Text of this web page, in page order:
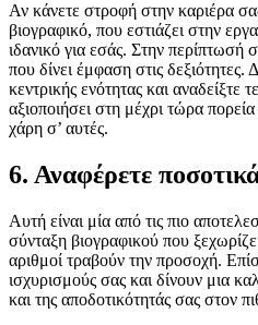
Αν κάνετε στροφή στην καριέρα
βιογραφικό, που εστιάζει στην
ιδανικό για εσάς. Στην περίπτωσή
που δίνει έμφαση στις
κεντρικής ενότητας και αναδείξτε
αξιοποιήσει στη μέχρι τώρα
χάρη σ’ αυτές.
6. Αναφέρετε
Αυτή είναι μία από τις πιο
σύνταξη βιογραφικού που
αριθμοί τραβούν την προσοχή.
ισχυρισμούς σας και δίνουν μια
και της αποδοτικότητάς σας στον